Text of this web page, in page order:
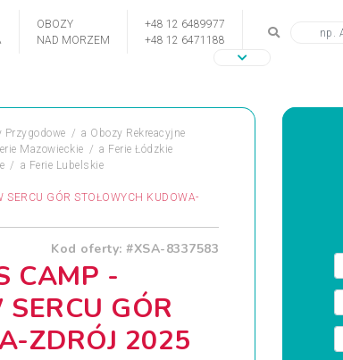
OBOZY
NAD MORZEM
+48 12 6489977
+48 12 6471188
Przygodowe a Obozy Rekreacyjne
Mazowieckie a Ferie Łódzkie
a Ferie Lubelskie
GÓR STOŁOWYCH KUDOWA-
Kod oferty: #XSA-8337583
CAMP -
GÓR
ZDRÓJ 2025